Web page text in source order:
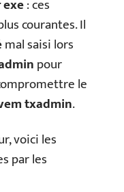
: ces
courantes. Il
mal saisi lors
pour
le
txadmin.
voici les
par les